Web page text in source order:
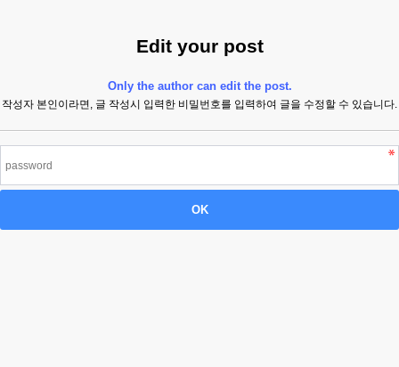
Edit your post
Only the author can edit the post.
작성자 본인이라면, 글 작성시 입력한 비밀번호를 입력하여 글을 수정할 수 있습니다.